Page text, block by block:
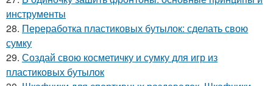
инструменты
28. Переработка пластиковых бутылок: сделать свою
сумку
29. Создай свою косметичку и сумку для игр из
пластиковых бутылок